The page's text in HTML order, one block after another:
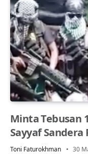
Minta Tebusan
Sayyaf
Toni Faturokhman 30